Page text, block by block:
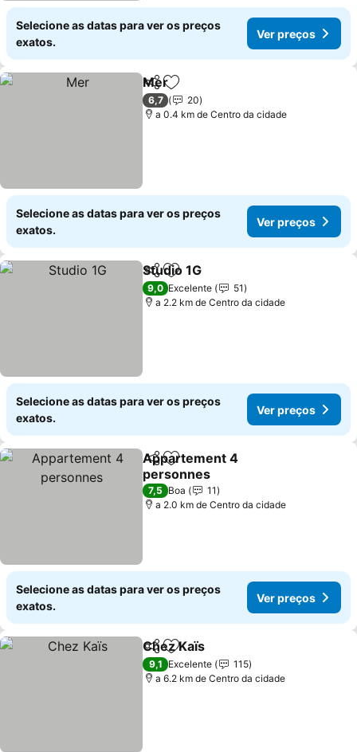
Selecione as datas para ver os preços
exatos.
Ver preços
PartilharAdicionar aos favoritos
Mer
6,7
20
a 0.4 km de Centro da cidade
Selecione as datas para ver os preços
exatos.
Ver preços
PartilharAdicionar aos favoritos
Studio 1G
9,0 Excelente
51
a 2.2 km de Centro da cidade
Selecione as datas para ver os preços
exatos.
Ver preços
PartilharAdicionar aos favoritos
Appartement 4
personnes
Ver preços
7,5 Boa
11
a 2.0 km de Centro da cidade
Selecione as datas para ver os preços
exatos.
Ver preços
PartilharAdicionar aos favoritos
Chez Kaïs
9,1 Excelente
115
a 6.2 km de Centro da cidade